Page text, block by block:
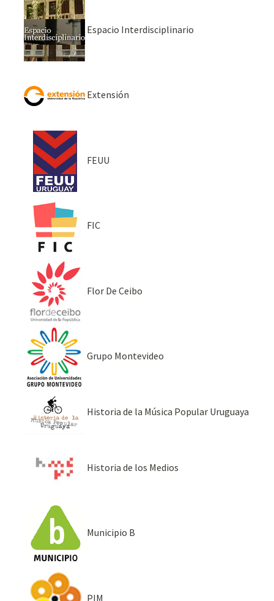
Espacio Interdisciplinario
Extensión
FEUU
FIC
Flor De Ceibo
Grupo Montevideo
Historia de la Música Popular Uruguaya
Historia de los Medios
Municipio B
PIM